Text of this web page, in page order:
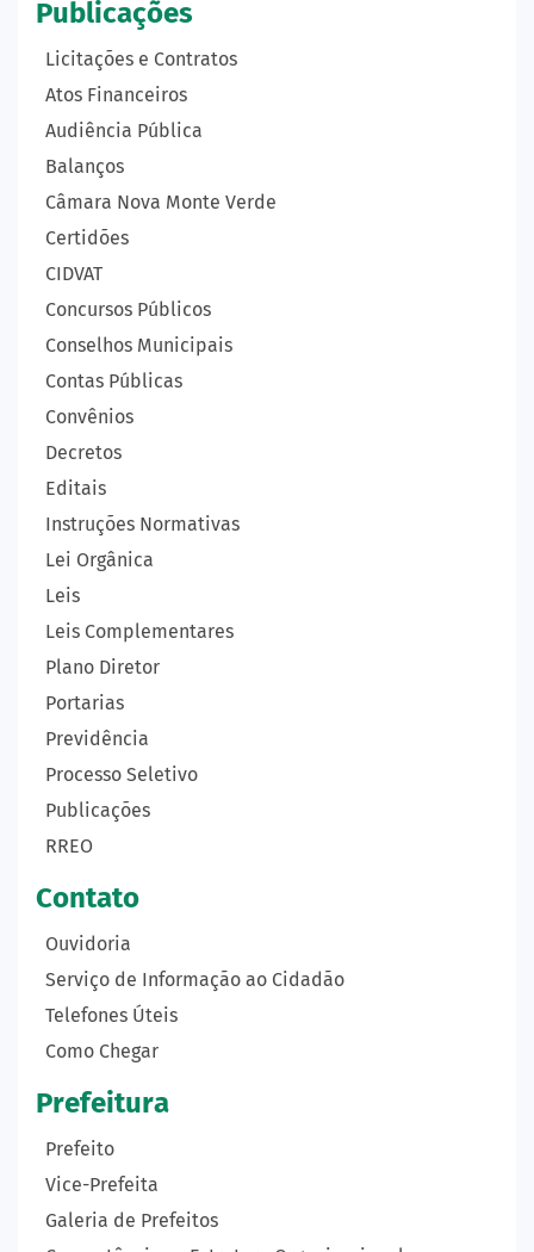
Publicações
Licitações e Contratos
Atos Financeiros
Audiência Pública
Balanços
Câmara Nova Monte Verde
Certidões
CIDVAT
Concursos Públicos
Conselhos Municipais
Contas Públicas
Convênios
Decretos
Editais
Instruções Normativas
Lei Orgânica
Leis
Leis Complementares
Plano Diretor
Portarias
Previdência
Processo Seletivo
Publicações
RREO
Contato
Ouvidoria
Serviço de Informação ao Cidadão
Telefones Úteis
Como Chegar
Prefeitura
Prefeito
Vice-Prefeita
Galeria de Prefeitos